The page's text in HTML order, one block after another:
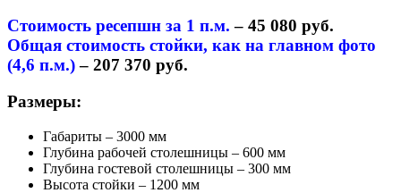
Стоимость ресепшн за 1 п.м. – 45 080 руб.
Общая стоимость стойки, как на главном фото
(4,6 п.м.)– 207 370 руб.
Размеры:
Габариты – 3000 мм
Глубина рабочей столешницы – 600 мм
Глубина гостевой столешницы – 300 мм
Высота стойки – 1200 мм